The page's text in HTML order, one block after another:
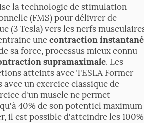
la technologie de stimulation
(FMS) pour délivrer de
(3 Tesla) vers les nerfs
unecontraction
sa force, processus mieux connu
supramaximale. Les
atteints avec TESLA Former
un exercice classique de
d'un muscle ne permet
40% de son potentiel maximum
il est possible d'atteindre les